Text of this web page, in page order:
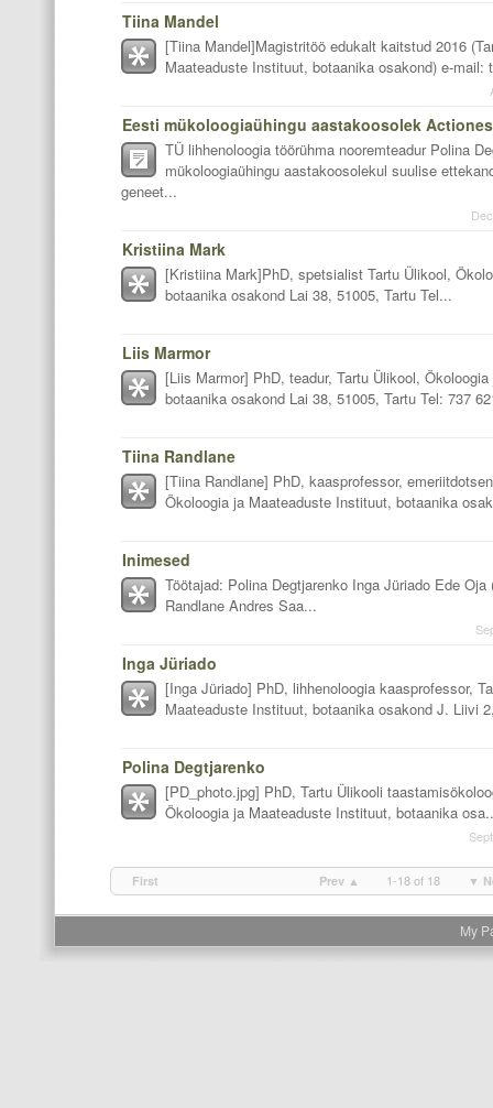
Tiina Mandel
[Tiina Mandel]Magistritöö edukalt kaitstud 2016
Maateaduste Instituut, botaanika osakond) e-mail:
Eesti mükoloogiaühingu aastakoosolek
TÜ lihhenoloogia töörühma nooremteadur Polina
mükoloogiaühingu aastakoosolekul suulise
geneet...
Kristiina Mark
[Kristiina Mark]PhD, spetsialist Tartu Ülikool,
botaanika osakond Lai 38, 51005, Tartu Tel...
Liis Marmor
[Liis Marmor] PhD, teadur, Tartu Ülikool,
botaanika osakond Lai 38, 51005, Tartu Tel: 737
Tiina Randlane
[Tiina Randlane] PhD, kaasprofessor,
Ökoloogia ja Maateaduste Instituut, botaanika
Inimesed
Töötajad: Polina Degtjarenko Inga Jüriado Ede
Randlane Andres Saa...
Inga Jüriado
[Inga Jüriado] PhD, lihhenoloogia kaasprofessor,
Maateaduste Instituut, botaanika osakond J. Liivi
Polina Degtjarenko
[PD_photo.jpg] PhD, Tartu Ülikooli
Ökoloogia ja Maateaduste Instituut, botaanika
First Prev ▲ 1-18 of 18 ▼
My